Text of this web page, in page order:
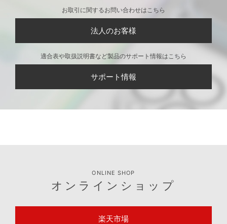
お取引に関するお問い合わせはこちら
法人のお客様
適合表や取扱説明書など製品のサポート情報はこちら
サポート情報
ONLINE SHOP
オンラインショップ
楽天市場